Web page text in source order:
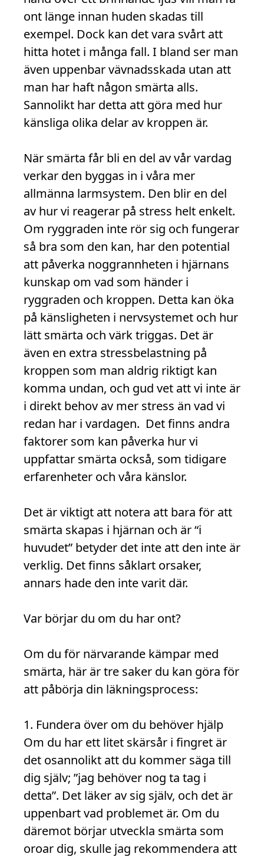
ont länge innan huden skadas till
exempel. Dock kan det vara svårt att
hitta hotet i många fall. I bland ser man
även uppenbar vävnadsskada utan att
man har haft någon smärta alls.
Sannolikt har detta att göra med hur
känsliga olika delar av kroppen är.
När smärta får bli en del av vår vardag
verkar den byggas in i våra mer
allmänna larmsystem. Den blir en del
av hur vi reagerar på stress helt enkelt.
Om ryggraden inte rör sig och fungerar
så bra som den kan, har den potential
att påverka noggrannheten i hjärnans
kunskap om vad som händer i
ryggraden och kroppen. Detta kan öka
på känsligheten i nervsystemet och hur
lätt smärta och värk triggas. Det är
även en extra stressbelastning på
kroppen som man aldrig riktigt kan
komma undan, och gud vet att vi inte är
i direkt behov av mer stress än vad vi
redan har i vardagen. Det finns andra
faktorer som kan påverka hur vi
uppfattar smärta också, som tidigare
erfarenheter och våra känslor.
Det är viktigt att notera att bara för att
smärta skapas i hjärnan och är “i
huvudet” betyder det inte att den inte är
verklig. Det finns såklart orsaker,
annars hade den inte varit där.
Var börjar du om du har ont?
Om du för närvarande kämpar med
smärta, här är tre saker du kan göra för
att påbörja din läkningsprocess:
1. Fundera över om du behöver hjälp
Om du har ett litet skärsår i fingret är
det osannolikt att du kommer säga till
dig själv; ”jag behöver nog ta tag i
detta”. Det läker av sig själv, och det är
uppenbart vad problemet är. Om du
däremot börjar utveckla smärta som
oroar dig, skulle jag rekommendera att